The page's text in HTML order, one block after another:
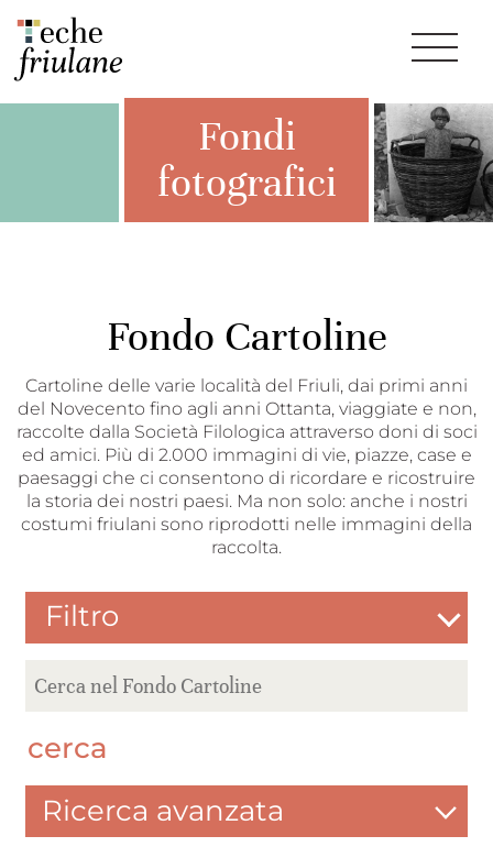
Fondi
fotografici
Fondo Cartoline
Cartoline delle varie località del Friuli, dai primi anni
del Novecento fino agli anni Ottanta, viaggiate e non,
raccolte dalla Società Filologica attraverso doni di soci
ed amici. Più di 2.000 immagini di vie, piazze, case e
paesaggi che ci consentono di ricordare e ricostruire
la storia dei nostri paesi. Ma non solo: anche i nostri
costumi friulani sono riprodotti nelle immagini della
raccolta.
Filtro
cerca
Ricerca avanzata